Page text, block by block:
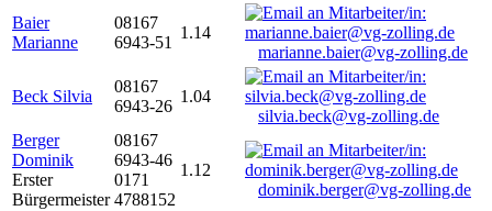
Baier
Marianne
08167
6943-51
1.14
marianne.baier@vg-zolling.de
Beck Silvia
08167
6943-26
1.04
silvia.beck@vg-zolling.de
Berger
Dominik
Erster
Bürgermeister
08167
6943-46
0171
4788152
1.12
dominik.berger@vg-zolling.de